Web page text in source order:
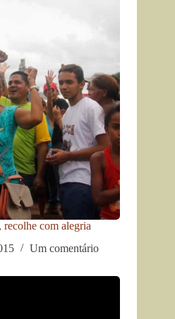
recolhe com alegria
Um comentário